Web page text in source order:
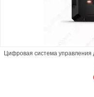
Цифровая система